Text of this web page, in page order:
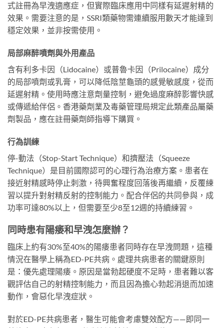
式註冊為早洩適應症，但實際臨床應用中同樣有延遲射精的
效果。需要注意的是，SSRI類藥物需連續服用數天才能達到
穩定效果，並非按需使用。
局部麻醉噴劑與外用產品
含有利多卡因（Lidocaine）或普魯卡因（Prilocaine）成分
的局部噴劑或乳膏，可以降低陰莖龜頭的感覺敏感度，從而
延遲射精。使用時應注意劑量控制，避免過度麻醉影響快感
或傳遞給伴侶。香港藥劑業及毒藥管理局規定此類產品屬藥
劑製品，應在註冊藥劑師指導下購買。
行為訓練
停-動法（Stop-Start Technique）和擠壓法（Squeeze
Technique）是目前國際認可的心理行為治療方案。患者在
接近射精感時停止刺激，待興奮程度回落後再繼續，反覆練
習以提升對射精反射的控制能力。配合伴侶的共同參與，成
功率可達80%以上，但需要至少8至12週的持續練習。
同時患有陽痿和早洩怎麼辦？
臨床上約有30%至40%的陽痿患者同時存在早洩問題，這種
情況在醫學上稱為ED-PE共病。處理共病患者的關鍵原則
是：優先處理陽痿。原因是當勃起硬度不足時，患者難以客
觀評估自己的射精控制能力，而且因為擔心勃起消退而加速
動作，會惡化早洩症狀。
對於ED-PE共病患者，醫生可能會考慮雙效配方——即同一